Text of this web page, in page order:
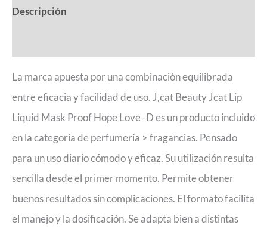
Descripción
La marca apuesta por una combinación equilibrada
entre eficacia y facilidad de uso. J,cat Beauty Jcat Lip
Liquid Mask Proof Hope Love -D es un producto incluido
en la categoría de perfumería > fragancias. Pensado
para un uso diario cómodo y eficaz. Su utilización resulta
sencilla desde el primer momento. Permite obtener
buenos resultados sin complicaciones. El formato facilita
el manejo y la dosificación. Se adapta bien a distintas